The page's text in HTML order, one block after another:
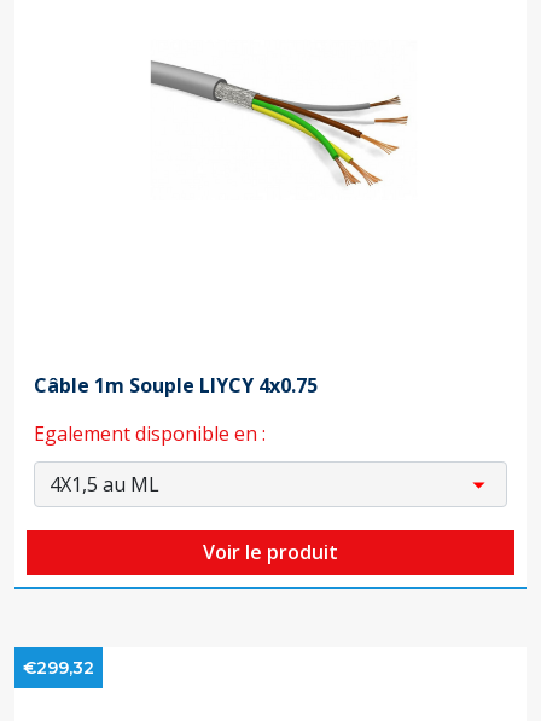
Câble 1m Souple LIYCY 4x0.75
Egalement disponible en :
Voir le produit
€299,32